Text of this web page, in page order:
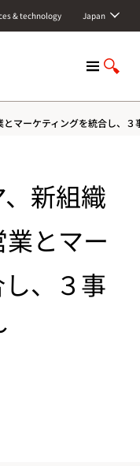
& technology Japan
M
n
u
S
o
w
マーケティングを統合し、３
新組織
とマー
、３事